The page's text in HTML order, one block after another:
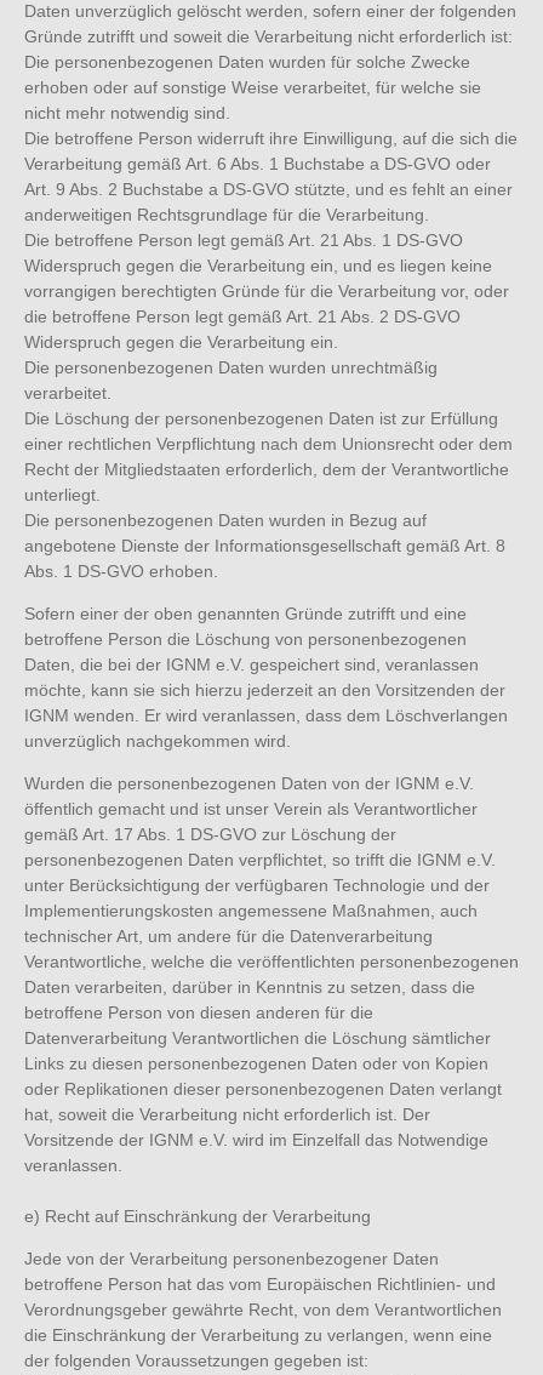
Daten unverzüglich gelöscht werden, sofern einer der folgenden
Gründe zutrifft und soweit die Verarbeitung nicht erforderlich ist:
Die personenbezogenen Daten wurden für solche Zwecke
erhoben oder auf sonstige Weise verarbeitet, für welche sie
nicht mehr notwendig sind.
Die betroffene Person widerruft ihre Einwilligung, auf die sich die
Verarbeitung gemäß Art. 6 Abs. 1 Buchstabe a DS-GVO oder
Art. 9 Abs. 2 Buchstabe a DS-GVO stützte, und es fehlt an einer
anderweitigen Rechtsgrundlage für die Verarbeitung.
Die betroffene Person legt gemäß Art. 21 Abs. 1 DS-GVO
Widerspruch gegen die Verarbeitung ein, und es liegen keine
vorrangigen berechtigten Gründe für die Verarbeitung vor, oder
die betroffene Person legt gemäß Art. 21 Abs. 2 DS-GVO
Widerspruch gegen die Verarbeitung ein.
Die personenbezogenen Daten wurden unrechtmäßig
verarbeitet.
Die Löschung der personenbezogenen Daten ist zur Erfüllung
einer rechtlichen Verpflichtung nach dem Unionsrecht oder dem
Recht der Mitgliedstaaten erforderlich, dem der Verantwortliche
unterliegt.
Die personenbezogenen Daten wurden in Bezug auf
angebotene Dienste der Informationsgesellschaft gemäß Art. 8
Abs. 1 DS-GVO erhoben.
Sofern einer der oben genannten Gründe zutrifft und eine
betroffene Person die Löschung von personenbezogenen
Daten, die bei der IGNM e.V. gespeichert sind, veranlassen
möchte, kann sie sich hierzu jederzeit an den Vorsitzenden der
IGNM wenden. Er wird veranlassen, dass dem Löschverlangen
unverzüglich nachgekommen wird.
Wurden die personenbezogenen Daten von der IGNM e.V.
öffentlich gemacht und ist unser Verein als Verantwortlicher
gemäß Art. 17 Abs. 1 DS-GVO zur Löschung der
personenbezogenen Daten verpflichtet, so trifft die IGNM e.V.
unter Berücksichtigung der verfügbaren Technologie und der
Implementierungskosten angemessene Maßnahmen, auch
technischer Art, um andere für die Datenverarbeitung
Verantwortliche, welche die veröffentlichten personenbezogenen
Daten verarbeiten, darüber in Kenntnis zu setzen, dass die
betroffene Person von diesen anderen für die
Datenverarbeitung Verantwortlichen die Löschung sämtlicher
Links zu diesen personenbezogenen Daten oder von Kopien
oder Replikationen dieser personenbezogenen Daten verlangt
hat, soweit die Verarbeitung nicht erforderlich ist. Der
Vorsitzende der IGNM e.V. wird im Einzelfall das Notwendige
veranlassen.
e) Recht auf Einschränkung der Verarbeitung
Jede von der Verarbeitung personenbezogener Daten
betroffene Person hat das vom Europäischen Richtlinien- und
Verordnungsgeber gewährte Recht, von dem Verantwortlichen
die Einschränkung der Verarbeitung zu verlangen, wenn eine
der folgenden Voraussetzungen gegeben ist: